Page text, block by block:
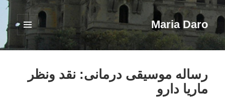
Maria Daro
فهرست
ابزارک‌ها
رساله موسیقی درمانی: نقد ونظر
ماریا دارو